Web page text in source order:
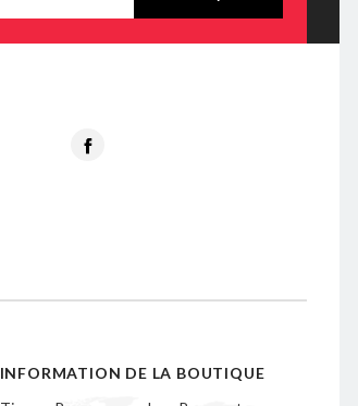
INFORMATION DE LA BOUTIQUE